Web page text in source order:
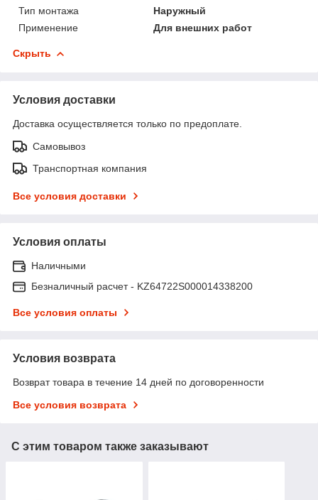
Тип монтажа
Наружный
Применение
Для внешних работ
Скрыть
Условия доставки
Доставка осуществляется только по предоплате.
Самовывоз
Транспортная компания
Все условия доставки
Условия оплаты
Наличными
Безналичный расчет - KZ64722S000014338200
Все условия оплаты
Условия возврата
Возврат товара в течение 14 дней по договоренности
Все условия возврата
С этим товаром также заказывают